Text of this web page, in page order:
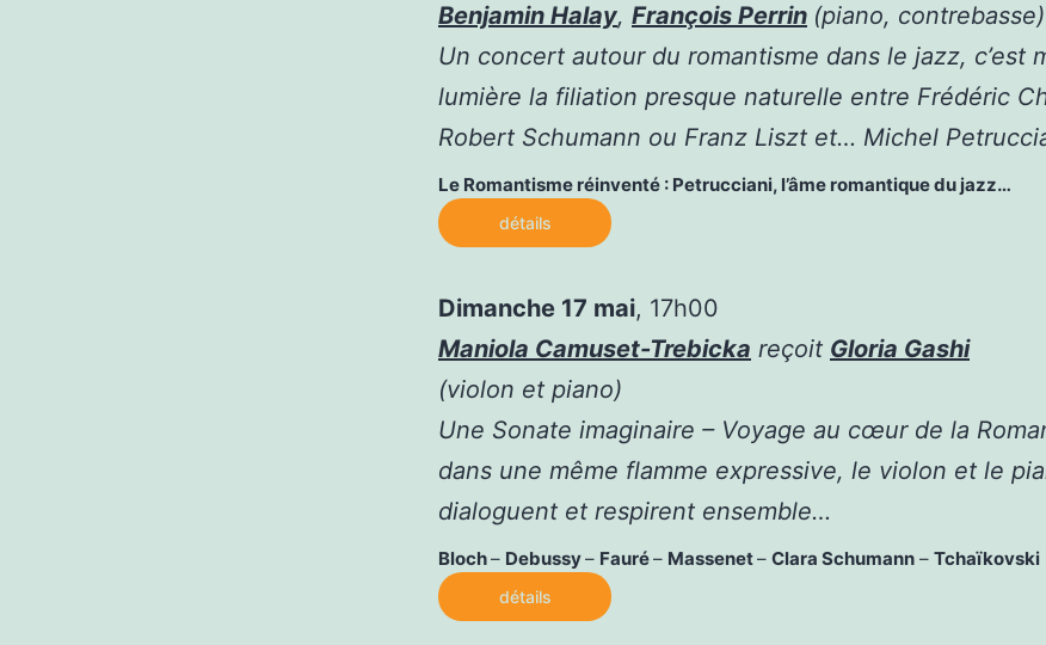
Benjamin Halay, François Perrin (piano, contrebasse)
Un concert autour du romantisme dans le jazz, c’est
lumière la filiation presque naturelle entre Frédéric
Robert Schumann ou Franz Liszt et… Michel
Le Romantisme réinventé : Petrucciani, l’âme romantique du jazz…
détails
Dimanche 17 mai, 17h00
Maniola Camuset-Trebicka reçoit Gloria Gashi
(violon et piano)
Une Sonate imaginaire – Voyage au cœur de la
dans une même flamme expressive, le violon et le
dialoguent et respirent ensemble…
Bloch– Debussy– Fauré– Massenet– Clara Schumann – Tchaïkovski
détails